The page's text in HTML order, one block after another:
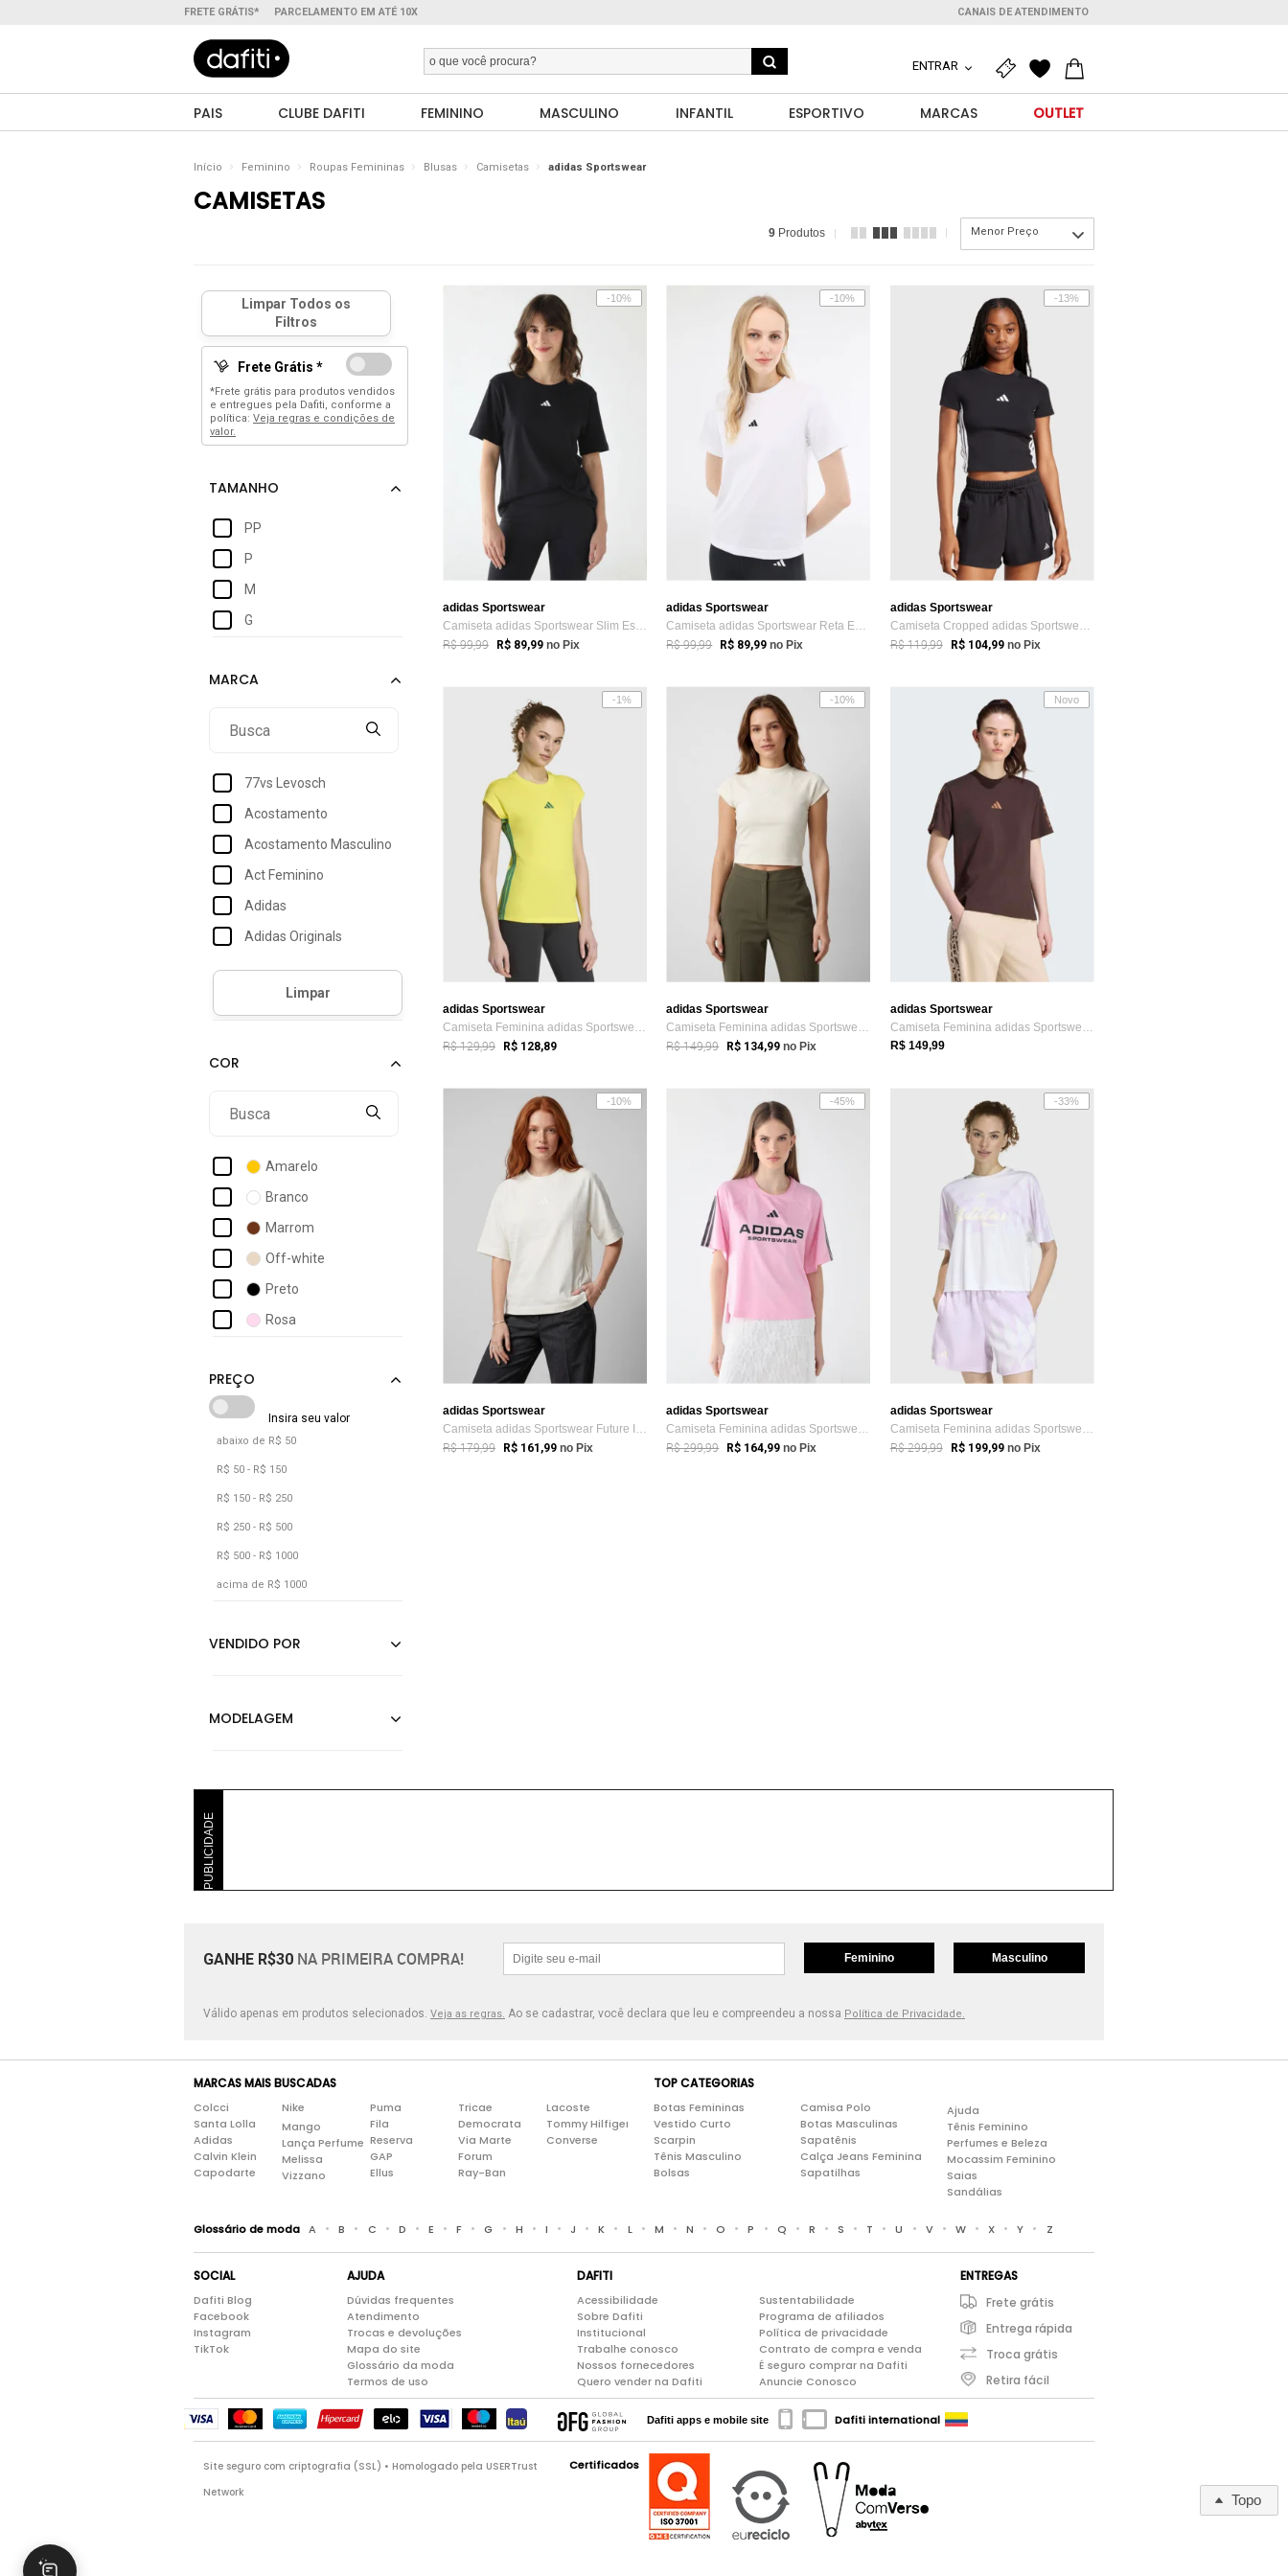
FRETE GRÁTIS* PARCELAMENTO EM ATÉ 10X CANAIS DE ATENDIMENTO
ENTRAR
PAIS CLUBE DAFITI FEMININO MASCULINO INFANTIL ESPORTIVO MARCAS OUTLET
Início Feminino Roupas Femininas Blusas Camisetas adidas Sportswear
CAMISETAS
9 Produtos Menor Preço
Frete Grátis *
*Frete grátis para produtos vendidos
e entregues pela Dafiti, conforme a
política: Veja regras e condições de
valor.
PP
P
M
G
77vs Levosch
Acostamento
Acostamento Masculino
Act Feminino
Adidas
Adidas Originals
Adidas Performance
Adidas Sportswear
Aramis
Amarelo
Branco
Marrom
Off-white
Preto
Rosa
abaixo de R$ 50
R$ 50 - R$ 150
R$ 150 - R$ 250
R$ 250 - R$ 500
R$ 500 - R$ 1000
acima de R$ 1000
-10%
adidas Sportswear
Camiseta adidas Sportswear Slim Essentia...
R$ 99,99 R$ 89,99 no Pix
-10%
adidas Sportswear
Camiseta adidas Sportswear Reta Essentia...
R$ 99,99 R$ 89,99 no Pix
-13%
adidas Sportswear
Camiseta Cropped adidas Sportswear Ajust...
R$ 119,99 R$ 104,99 no Pix
-1%
adidas Sportswear
Camiseta Feminina adidas Sportswear Logo Amarela
R$ 129,99 R$ 128,89
-10%
adidas Sportswear
Camiseta Feminina adidas Sportswear Futu...
R$ 149,99 R$ 134,99 no Pix
Novo
adidas Sportswear
Camiseta Feminina adidas Sportswear Clás...
R$ 149,99
-10%
adidas Sportswear
Camiseta adidas Sportswear Future Icons Branca
R$ 179,99 R$ 161,99 no Pix
-45%
adidas Sportswear
Camiseta Feminina adidas Sportswear W Tiro Q3 Rosa
R$ 299,99 R$ 164,99 no Pix
-33%
adidas Sportswear
Camiseta Feminina adidas Sportswear Mang...
R$ 299,99 R$ 199,99 no Pix
PUBLICIDADE
Topo
GANHE R$30 NA PRIMEIRA COMPRA! Feminino Masculino
Válido apenas em produtos selecionados. Veja as regras. Ao se cadastrar, você declara que leu e compreendeu a nossa Política de Privacidade.
MARCAS MAIS BUSCADAS
Colcci
Santa Lolla
Adidas
Calvin Klein
Capodarte
Nike
Mango
Lança Perfume
Melissa
Vizzano
Puma
Fila
Reserva
GAP
Ellus
Tricae
Democrata
Via Marte
Forum
Ray-Ban
Lacoste
Tommy Hilfiger
Converse
TOP CATEGORIAS
Botas Femininas
Vestido Curto
Scarpin
Tênis Masculino
Bolsas
Camisa Polo
Botas Masculinas
Sapatênis
Calça Jeans Feminina
Sapatilhas
Ajuda
Tênis Feminino
Perfumes e Beleza
Mocassim Feminino
Saias
Sandálias
Glossário de moda A • B • C • D • E • F • G • H • I • J • K • L • M • N • O • P • Q • R • S • T • U • V • W • X • Y • Z
SOCIAL
Dafiti Blog
Facebook
Instagram
TikTok
AJUDA
Dúvidas frequentes
Atendimento
Trocas e devoluções
Mapa do site
Glossário da moda
Termos de uso
DAFITI
Acessibilidade
Sobre Dafiti
Institucional
Trabalhe conosco
Nossos fornecedores
Quero vender na Dafiti
Sustentabilidade
Programa de afiliados
Política de privacidade
Contrato de compra e venda
É seguro comprar na Dafiti
Anuncie Conosco
ENTREGAS
Frete grátis
Entrega rápida
Troca grátis
Retira fácil
Dafiti apps e mobile site Dafiti international
Site seguro com criptografia (SSL) • Homologado pela USERTrust
Network
Certificados